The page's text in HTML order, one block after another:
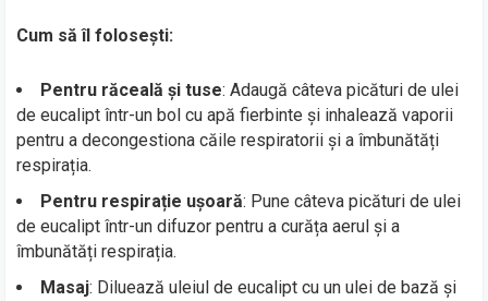
Cum să îl folosești:
Pentru răceală și tuse: Adaugă câteva picături de ulei
de eucalipt într-un bol cu apă fierbinte și inhalează vaporii
pentru a decongestiona căile respiratorii și a îmbunătăți
respirația.
Pentru respirație ușoară: Pune câteva picături de ulei
de eucalipt într-un difuzor pentru a curăța aerul și a
îmbunătăți respirația.
Masaj: Diluează uleiul de eucalipt cu un ulei de bază și